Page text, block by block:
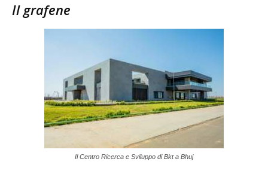
Il grafene
Il Centro Ricerca e Sviluppo di Bkt a Bhuj